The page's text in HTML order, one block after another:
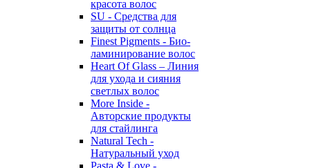
красота волос
SU - Средства для
защиты от солнца
Finest Pigments - Био-
ламинирование волос
Heart Of Glass – Линия
для ухода и сияния
светлых волос
More Inside -
Авторские продукты
для стайлинга
Natural Tech -
Натуральный уход
Pasta & Love -